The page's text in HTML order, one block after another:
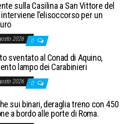
sulla Casilina a San Vittore del
interviene l’elisoccorso per un
2026 0
sventato al Conad di Aquino,
lampo dei Carabinieri
2026 0
sui binari, deraglia treno con 450
a bordo alle porte di Roma.